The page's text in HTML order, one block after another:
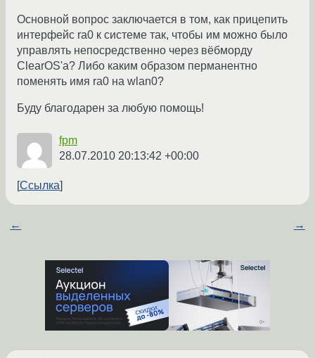
Основной вопрос заключается в том, как прицепить
интерфейс ra0 к системе так, чтобы им можно было
управлять непосредственно через вёбморду
ClearOS'а? Либо каким образом перманентно
поменять имя ra0 на wlan0?
Буду благодарен за любую помощь!
fpm
28.07.2010 20:13:42 +00:00
Ссылка
← →